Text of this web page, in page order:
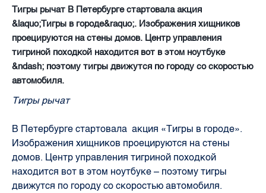
Тигры рычат В Петербурге стартовала акция
&laquo;Тигры в городе&raquo;. Изображения хищников
проецируются на стены домов. Центр управления
тигриной походкой находится вот в этом ноутбуке
&ndash; поэтому тигры движутся по городу со скоростью
автомобиля.
Тигры рычат
В Петербурге стартовала акция «Тигры в городе».
Изображения хищников проецируются на стены
домов. Центр управления тигриной походкой
находится вот в этом ноутбуке – поэтому тигры
движутся по городу со скоростью автомобиля.